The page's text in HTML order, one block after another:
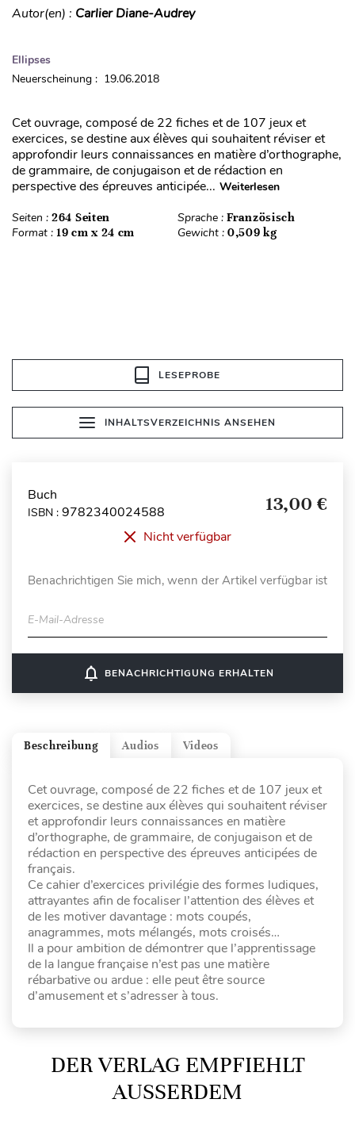
Autor(en) : Carlier Diane-Audrey
Ellipses
Neuerscheinung : 19.06.2018
Cet ouvrage, composé de 22 fiches et de 107 jeux et
exercices, se destine aux élèves qui souhaitent réviser et
approfondir leurs connaissances en matière d’orthographe,
de grammaire, de conjugaison et de rédaction en
perspective des épreuves anticipée... Weiterlesen
Seiten : 264 Seiten Sprache : Französisch
Format : 19 cm x 24 cm Gewicht : 0,509 kg
LESEPROBE
INHALTSVERZEICHNIS ANSEHEN
Buch
ISBN : 9782340024588 13,00 €
Nicht verfügbar
Benachrichtigen Sie mich, wenn der Artikel verfügbar ist
E-Mail-Adresse
notifications_none BENACHRICHTIGUNG ERHALTEN
Videos
Audios
Beschreibung
Cet ouvrage, composé de 22 fiches et de 107 jeux et
exercices, se destine aux élèves qui souhaitent réviser
et approfondir leurs connaissances en matière
d’orthographe, de grammaire, de conjugaison et de
rédaction en perspective des épreuves anticipées de
français.
Ce cahier d’exercices privilégie des formes ludiques,
attrayantes afin de focaliser l’attention des élèves et
de les motiver davantage : mots coupés,
anagrammes, mots mélangés, mots croisés…
Il a pour ambition de démontrer que l’apprentissage
de la langue française n’est pas une matière
rébarbative ou ardue : elle peut être source
d’amusement et s’adresser à tous.
DER VERLAG EMPFIEHLT
AUSSERDEM